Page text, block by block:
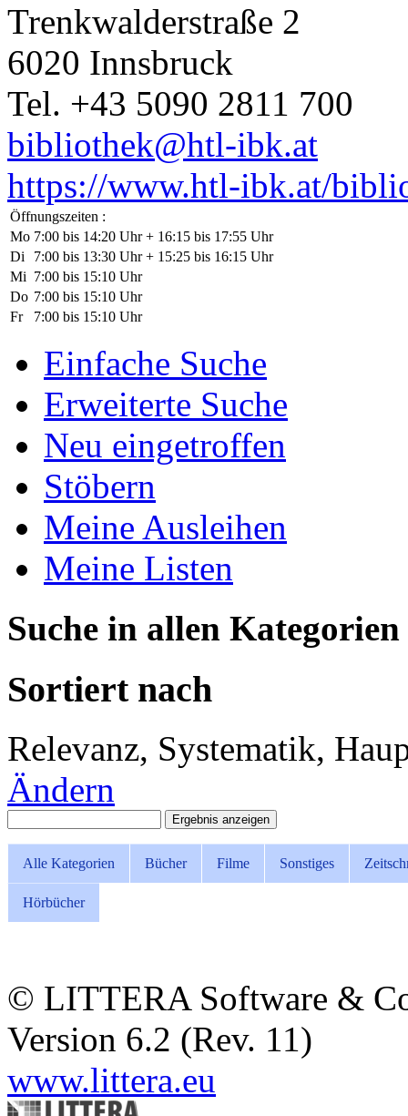
Trenkwalderstraße 2
6020 Innsbruck
Tel. +43 5090 2811 700
bibliothek@htl-ibk.at
https://www.htl-ibk.at/
Öffnungszeiten :
Mo 7:00 bis 14:20 Uhr + 16:15 bis 17:55 Uhr
Di
7:00 bis 13:30 Uhr + 15:25 bis 16:15 Uhr
Mi 7:00 bis 15:10 Uhr
Do 7:00 bis 15:10 Uhr
Fr
7:00 bis 15:10 Uhr
Einfache Suche
Erweiterte Suche
Neu eingetroffen
Stöbern
Meine Ausleihen
Meine Listen
Suche in allen Kategorien
Sortiert nach
Relevanz, Systematik,
Ändern
Alle Kategorien Bücher Filme Sonstiges
Hörbücher
© LITTERA Software &
Version 6.2 (Rev. 11)
www.littera.eu